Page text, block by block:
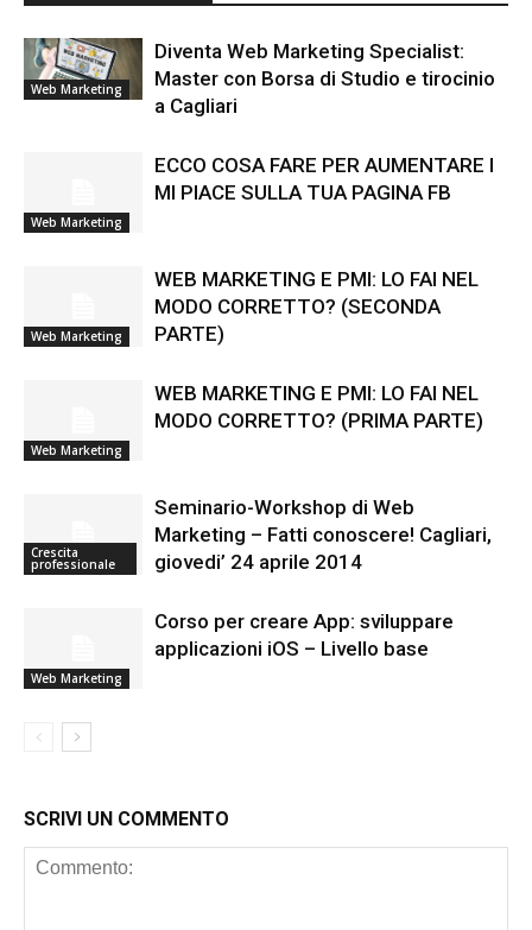
Web Marketing
Diventa Web Marketing Specialist:
Master con Borsa di Studio e tirocinio
a Cagliari
Web Marketing
ECCO COSA FARE PER AUMENTARE I
MI PIACE SULLA TUA PAGINA FB
Web Marketing
WEB MARKETING E PMI: LO FAI NEL
MODO CORRETTO? (SECONDA
PARTE)
Web Marketing
WEB MARKETING E PMI: LO FAI NEL
MODO CORRETTO? (PRIMA PARTE)
Crescita
professionale
Seminario-Workshop di Web
Marketing – Fatti conoscere! Cagliari,
giovedi’ 24 aprile 2014
Web Marketing
Corso per creare App: sviluppare
applicazioni iOS – Livello base
SCRIVI UN COMMENTO